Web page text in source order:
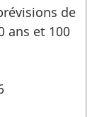
de
ans et 100